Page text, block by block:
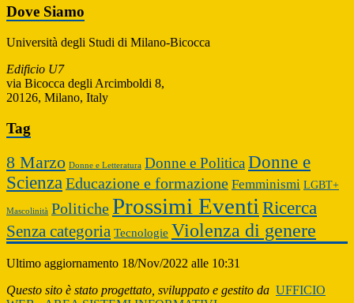
Dove Siamo
Università degli Studi di Milano-Bicocca
Edificio U7
via Bicocca degli Arcimboldi 8,
20126, Milano, Italy
Tag
8 Marzo Donne e Letteratura Donne e Politica Donne e
Scienza Educazione e formazione Femminismi LGBT+
Mascolinità PoliticheProssimi Eventi Ricerca
Senza categoria Tecnologie Violenza di genere
Ultimo aggiornamento 18/Nov/2022 alle 10:31
Questo sito è stato progettato, sviluppato e gestito da UFFICIO